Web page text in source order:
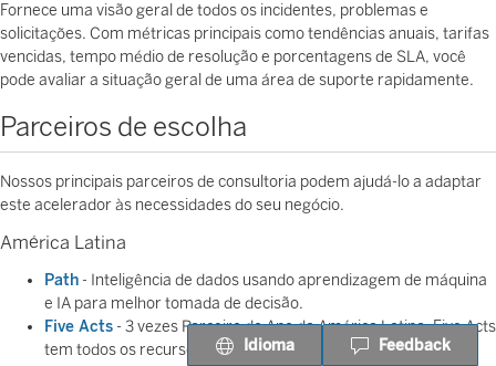
Fornece uma visão geral de todos os incidentes, problemas e
solicitações. Com métricas principais como tendências anuais, tarifas
vencidas, tempo médio de resolução e porcentagens de SLA, você
pode avaliar a situação geral de uma área de suporte rapidamente.
Parceiros de escolha
Nossos principais parceiros de consultoria podem ajudá-lo a adaptar
este acelerador às necessidades do seu negócio.
América Latina
Path - Inteligência de dados usando aprendizagem de máquina
e IA para melhor tomada de decisão.
Five Acts - 3 vezes Parceiro do Ano da América Latina, Five Acts
tem todos os recursos para entregar a melhor solução de
Idioma Feedback